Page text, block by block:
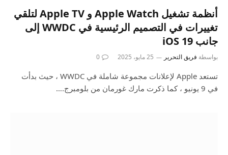
أنظمة تشغيل Apple Watch و Apple TV لتلقي
تغييرات في التصميم الرئيسية في WWDC إلى
جانب iOS 19
بواسطة فريق التحرير 25 مايو، 2025 0
تستعد Apple لإعلانات مجموعة شاملة في WWDC ، حيث بدأت
في 9 يونيو ، كما ذكرت مارك غورمان من بلومبرج.…